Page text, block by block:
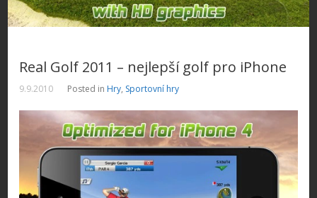
Real Golf 2011 – nejlepší golf pro iPhone
9.9.2010 Posted in Hry, Sportovní hry